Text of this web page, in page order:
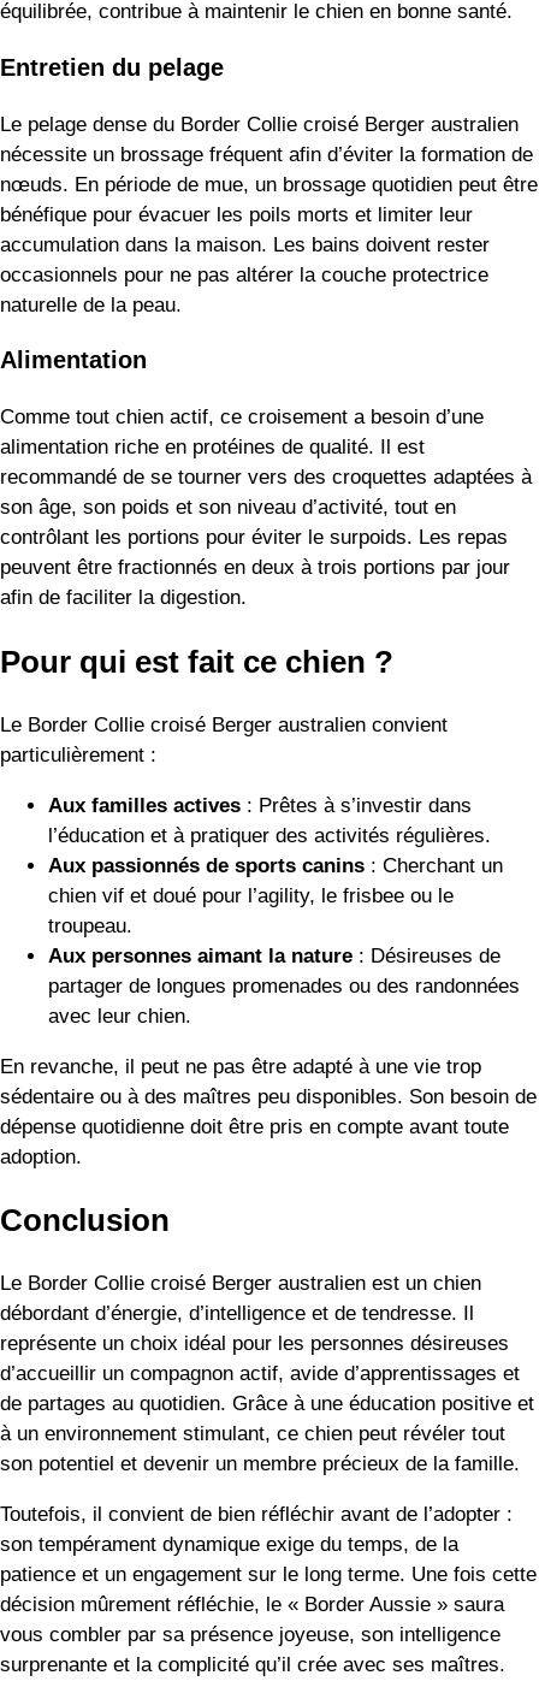
équilibrée, contribue à maintenir le chien en bonne santé.
Entretien du pelage
Le pelage dense du Border Collie croisé Berger australien
nécessite un brossage fréquent afin d’éviter la formation de
nœuds. En période de mue, un brossage quotidien peut être
bénéfique pour évacuer les poils morts et limiter leur
accumulation dans la maison. Les bains doivent rester
occasionnels pour ne pas altérer la couche protectrice
naturelle de la peau.
Alimentation
Comme tout chien actif, ce croisement a besoin d’une
alimentation riche en protéines de qualité. Il est
recommandé de se tourner vers des croquettes adaptées à
son âge, son poids et son niveau d’activité, tout en
contrôlant les portions pour éviter le surpoids. Les repas
peuvent être fractionnés en deux à trois portions par jour
afin de faciliter la digestion.
Pour qui est fait ce chien ?
Le Border Collie croisé Berger australien convient
particulièrement :
Aux familles actives : Prêtes à s’investir dans
l’éducation et à pratiquer des activités régulières.
Aux passionnés de sports canins : Cherchant un
chien vif et doué pour l’agility, le frisbee ou le
troupeau.
Aux personnes aimant la nature : Désireuses de
partager de longues promenades ou des randonnées
avec leur chien.
En revanche, il peut ne pas être adapté à une vie trop
sédentaire ou à des maîtres peu disponibles. Son besoin de
dépense quotidienne doit être pris en compte avant toute
adoption.
Conclusion
Le Border Collie croisé Berger australien est un chien
débordant d’énergie, d’intelligence et de tendresse. Il
représente un choix idéal pour les personnes désireuses
d’accueillir un compagnon actif, avide d’apprentissages et
de partages au quotidien. Grâce à une éducation positive et
à un environnement stimulant, ce chien peut révéler tout
son potentiel et devenir un membre précieux de la famille.
Toutefois, il convient de bien réfléchir avant de l’adopter :
son tempérament dynamique exige du temps, de la
patience et un engagement sur le long terme. Une fois cette
décision mûrement réfléchie, le « Border Aussie » saura
vous combler par sa présence joyeuse, son intelligence
surprenante et la complicité qu’il crée avec ses maîtres.